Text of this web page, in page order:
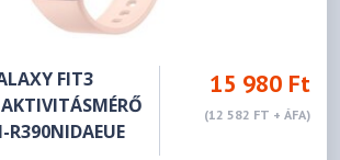
FIT3
R390NIDAEUE
15 980 Ft
(12 582 FT + ÁFA)